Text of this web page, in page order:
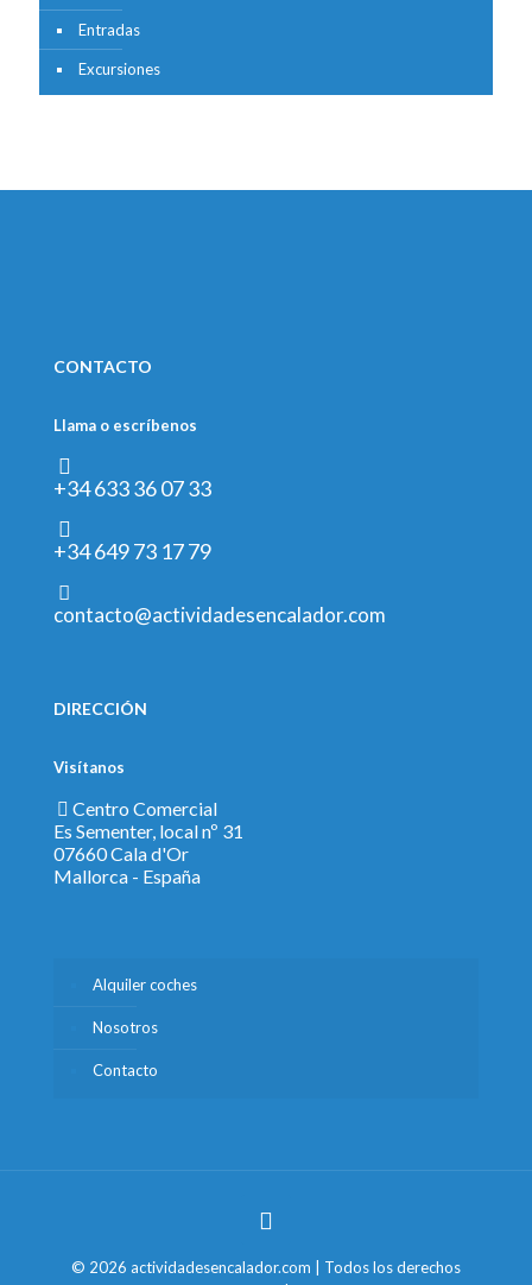
Entradas
Excursiones
CONTACTO
Llama o escríbenos
+34 633 36 07 33
+34 649 73 17 79
contacto@actividadesencalador.com
DIRECCIÓN
Visítanos
Centro Comercial
Es Sementer, local nº 31
07660 Cala d'Or
Mallorca - España
Alquiler coches
Nosotros
Contacto
© 2026 actividadesencalador.com | Todos los derechos